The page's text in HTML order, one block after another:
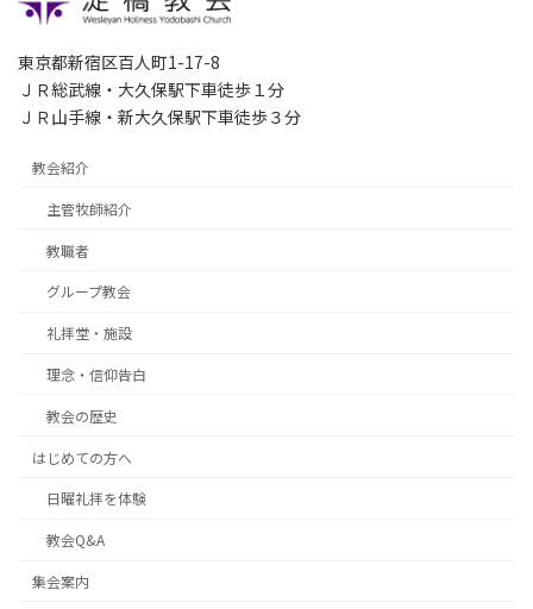
東京都新宿区百人町1-17-8
ＪＲ総武線・大久保駅下車徒歩１分
ＪＲ山手線・新大久保駅下車徒歩３分
教会紹介
主管牧師紹介
教職者
グループ教会
礼拝堂・施設
理念・信仰告白
教会の歴史
はじめての方へ
日曜礼拝を体験
教会Q&A
集会案内